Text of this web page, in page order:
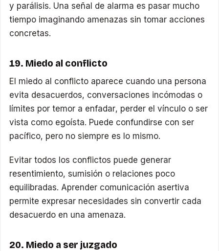
y parálisis. Una señal de alarma es pasar mucho
tiempo imaginando amenazas sin tomar acciones
concretas.
19. Miedo al conflicto
El miedo al conflicto aparece cuando una persona
evita desacuerdos, conversaciones incómodas o
límites por temor a enfadar, perder el vínculo o ser
vista como egoísta. Puede confundirse con ser
pacífico, pero no siempre es lo mismo.
Evitar todos los conflictos puede generar
resentimiento, sumisión o relaciones poco
equilibradas. Aprender comunicación asertiva
permite expresar necesidades sin convertir cada
desacuerdo en una amenaza.
20. Miedo a ser juzgado